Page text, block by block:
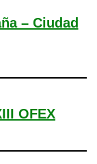
– Ciudad
OFEX